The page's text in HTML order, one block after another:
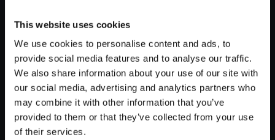
This website uses cookies
We use cookies to personalise content and ads, to
provide social media features and to analyse our traffic.
We also share information about your use of our site with
our social media, advertising and analytics partners who
may combine it with other information that you’ve
provided to them or that they’ve collected from your use
of their services.
【単曲】ロックマン ゼロ＆ゼク
ス サウンドBOX 伝説の虜囚
150円